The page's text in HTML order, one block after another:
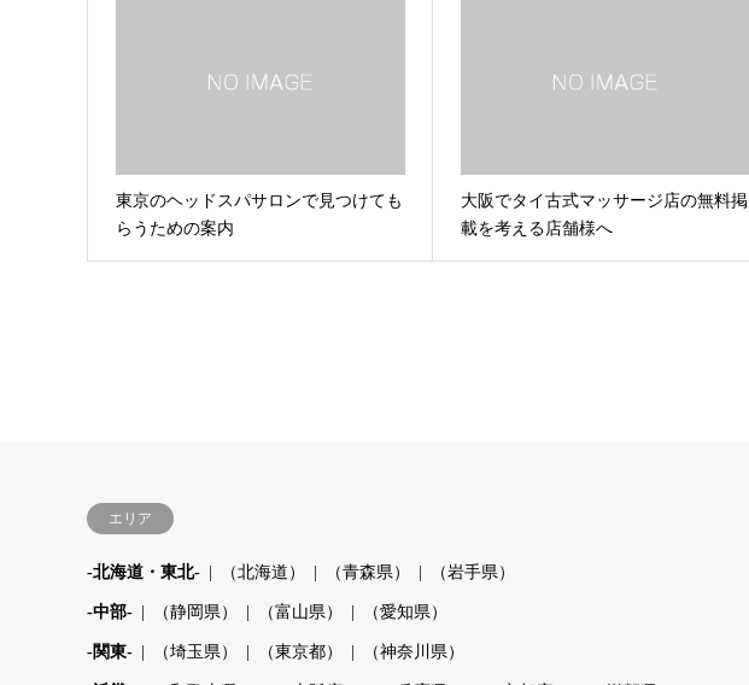
東京のヘッドスパサロンで見つけても
らうための案内
大阪でタイ古式マッサージ店の無料掲
載を考える店舗様へ
エリア
-北海道・東北- （北海道） （青森県） （岩手県）
-中部- （静岡県） （富山県） （愛知県）
-関東- （埼玉県） （東京都） （神奈川県）